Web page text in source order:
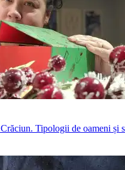
Tipologii de oameni și